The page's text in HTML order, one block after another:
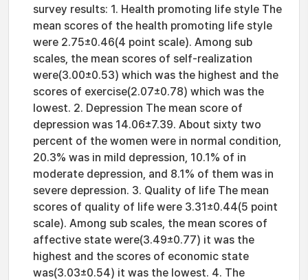
survey results: 1. Health promoting life style The
mean scores of the health promoting life style
were 2.75±0.46(4 point scale). Among sub
scales, the mean scores of self-realization
were(3.00±0.53) which was the highest and the
scores of exercise(2.07±0.78) which was the
lowest. 2. Depression The mean score of
depression was 14.06±7.39. About sixty two
percent of the women were in normal condition,
20.3% was in mild depression, 10.1% of in
moderate depression, and 8.1% of them was in
severe depression. 3. Quality of life The mean
scores of quality of life were 3.31±0.44(5 point
scale). Among sub scales, the mean scores of
affective state were(3.49±0.77) it was the
highest and the scores of economic state
was(3.03±0.54) it was the lowest. 4. The